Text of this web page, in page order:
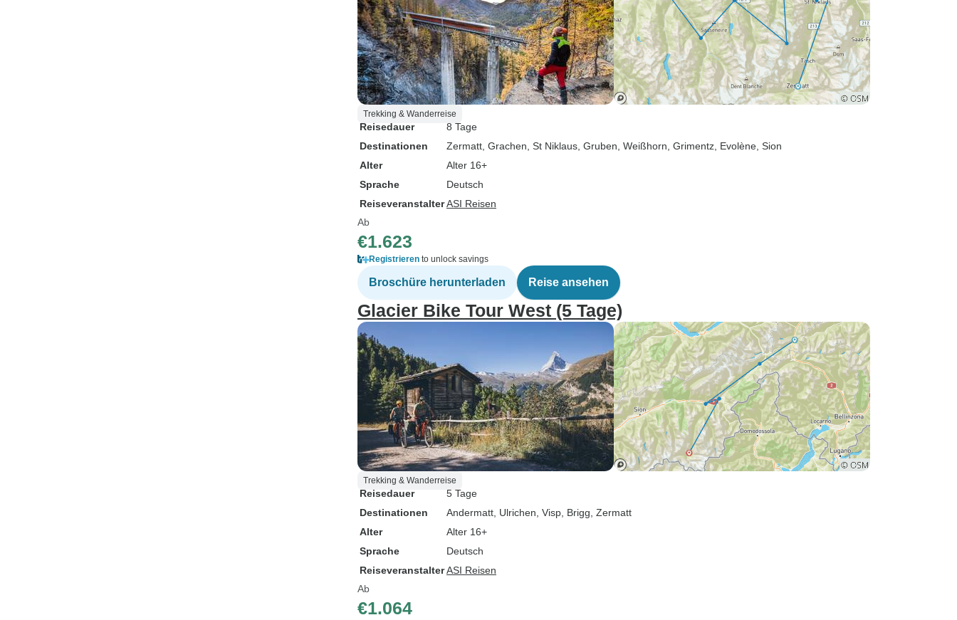
Trekking & Wanderreise
Reisedauer
8 Tage
Destinationen
Zermatt , Grachen , St Niklaus , Gruben , Weißhorn , Grimentz , Evolène , Sion
Alter
Alter 16+
Sprache
Deutsch
ReiseveranstalterASI Reisen
Ab
€1.623
Registrieren to unlock savings
Broschüre herunterladen Reise ansehen
Glacier Bike Tour West (5 Tage)
Trekking & Wanderreise
Reisedauer
5 Tage
Destinationen
Andermatt , Ulrichen , Visp , Brigg , Zermatt
Alter
Alter 16+
Sprache
Deutsch
ReiseveranstalterASI Reisen
Ab
€1.064